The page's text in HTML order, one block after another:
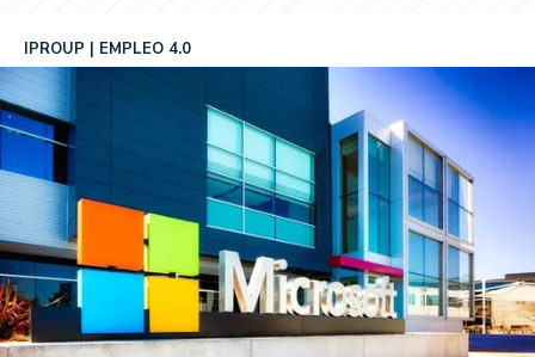
IPROUP EMPLEO 4.0